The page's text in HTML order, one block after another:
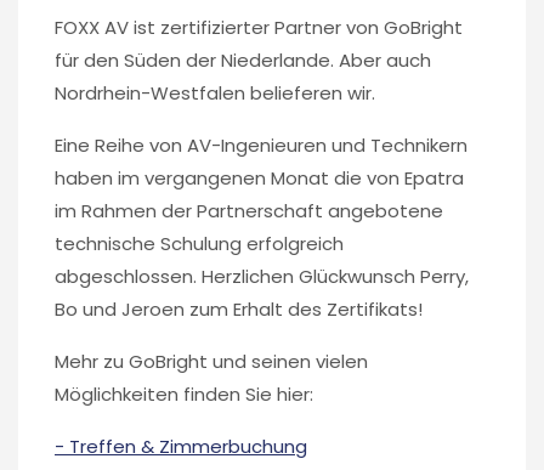
FOXX AV ist zertifizierter Partner von GoBright
für den Süden der Niederlande. Aber auch
Nordrhein-Westfalen belieferen wir.
Eine Reihe von AV-Ingenieuren und Technikern
haben im vergangenen Monat die von Epatra
im Rahmen der Partnerschaft angebotene
technische Schulung erfolgreich
abgeschlossen. Herzlichen Glückwunsch Perry,
Bo und Jeroen zum Erhalt des Zertifikats!
Mehr zu GoBright und seinen vielen
Möglichkeiten finden Sie hier:
- Treffen & Zimmerbuchung